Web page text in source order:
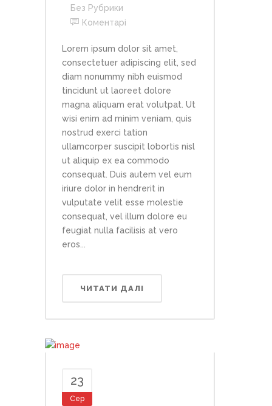
Без Рубрики
Коментарі
Lorem ipsum dolor sit amet,
consectetuer adipiscing elit, sed
diam nonummy nibh euismod
tincidunt ut laoreet dolore
magna aliquam erat volutpat. Ut
wisi enim ad minim veniam, quis
nostrud exerci tation
ullamcorper suscipit lobortis nisl
ut aliquip ex ea commodo
consequat. Duis autem vel eum
iriure dolor in hendrerit in
vulputate velit esse molestie
consequat, vel illum dolore eu
feugiat nulla facilisis at vero
eros...
ЧИТАТИ ДАЛІ
23
Сер